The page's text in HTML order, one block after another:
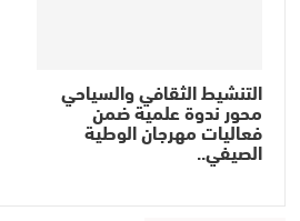
التنشيط الثقافي والسياحي
محور ندوة علمية ضمن
فعاليات مهرجان الوطية
الصيفي..